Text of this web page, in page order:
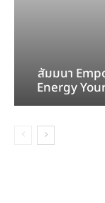
สัมมนา
Energy